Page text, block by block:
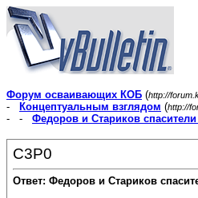
Форум осваивающих КОБ (http://
-
Концептуальным взглядом (http://
- - Федоров и Стариков
C3P0
Ответ: Федоров и Стариков